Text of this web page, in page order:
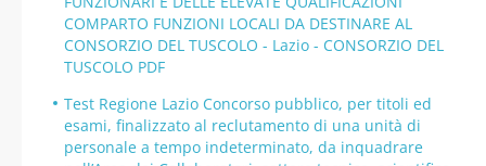
COMPARTO FUNZIONI LOCALI DA DESTINARE AL
CONSORZIO DEL TUSCOLO - Lazio - CONSORZIO DEL
TUSCOLO PDF
Test Regione Lazio Concorso pubblico, per titoli ed
esami, finalizzato al reclutamento di una unità di
personale a tempo indeterminato, da inquadrare